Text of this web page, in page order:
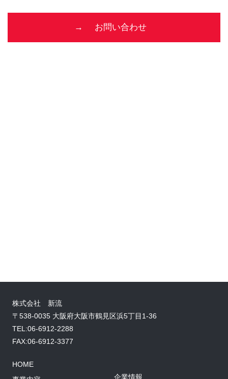
お問い合わせ
株式会社 新流
〒538-0035 大阪府大阪市鶴見区浜5丁目1-36
TEL:06-6912-2288
FAX:06-6912-3377
HOME
企業情報